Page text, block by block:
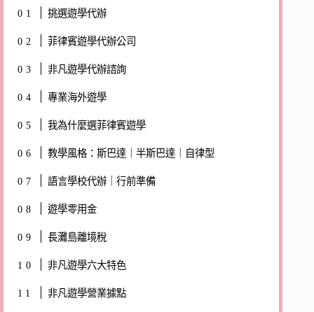
挑選遊學代辦
菲律賓遊學代辦公司
非凡遊學代辦諮詢
專業海外遊學
我為什麼選菲律賓遊學
教學風格：斯巴達｜半斯巴達｜自律型
語言學校代辦｜行前準備
遊學零用金
長灘島離境稅
非凡遊學六大特色
非凡遊學營業據點